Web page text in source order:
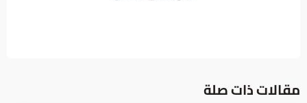
مقالات ذات صلة